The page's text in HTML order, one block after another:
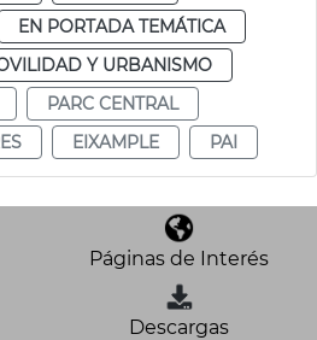
EN PORTADA TEMÁTICA
Y URBANISMO
PARC CENTRAL
EIXAMPLE PAI
Páginas de Interés
Descargas